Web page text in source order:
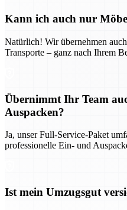
Kann ich auch nur
Natürlich! Wir übernehmen
Transporte – ganz nach Ihrem
Übernimmt Ihr Team
Auspacken?
Ja, unser Full-Service-Paket
professionelle Ein- und
Ist mein Umzugsgut